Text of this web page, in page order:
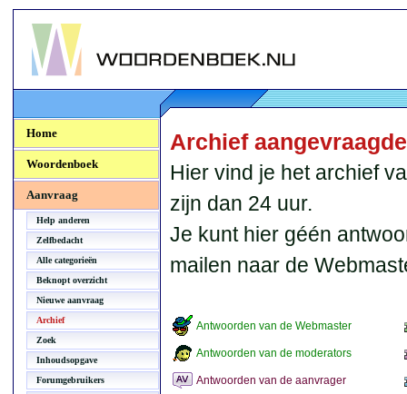
Woordenboek.NU
Home
Woordenboek
Aanvraag
Help anderen
Zelfbedacht
Alle categorieën
Beknopt overzicht
Nieuwe aanvraag
Archief
Zoek
Inhoudsopgave
Forumgebruikers
Archief
Hier vind je het archief
zijn dan 24 uur.
Je kunt hier géén
mailen naar de
Antwoorden van de Webmaster
Antwoorden van de moderators
Antwoorden van de aanvrager